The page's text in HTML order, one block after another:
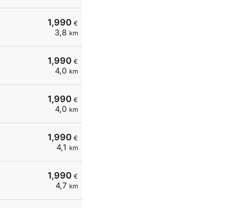
1,990 €
3,8 km
1,990 €
4,0 km
1,990 €
4,0 km
1,990 €
4,1 km
1,990 €
4,7 km